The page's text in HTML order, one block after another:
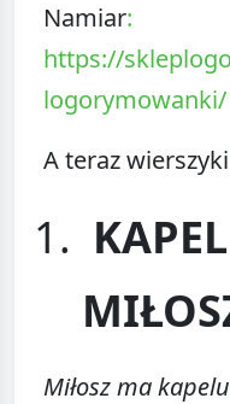
Namiar:
https://
logorymowanki/
A teraz
Miłosz ma